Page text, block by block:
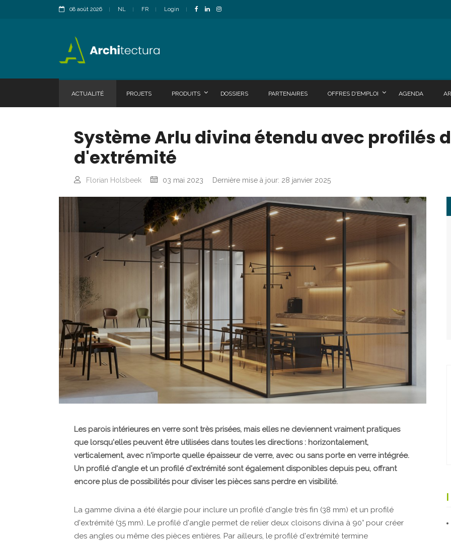
08 août 2026 NL FR Login
ACTUALITÉ PROJETS PRODUITS DOSSIERS PARTENAIRES OFFRES D'EMPLOI AGENDA
Système Arlu divina étendu avec profilés
d'extrémité
Florian Holsbeek 03 mai 2023 Dernière mise à jour: 28 janvier 2025
Les parois intérieures en verre sont très prisées, mais elles ne deviennent vraiment pratiques
que lorsqu'elles peuvent être utilisées dans toutes les directions : horizontalement,
verticalement, avec n'importe quelle épaisseur de verre, avec ou sans porte en verre intégrée.
Un profilé d'angle et un profilé d'extrémité sont également disponibles depuis peu, offrant
encore plus de possibilités pour diviser les pièces sans perdre en visibilité.
La gamme divina a été élargie pour inclure un profilé d'angle très fin (38 mm) et un profilé
d'extrémité (35 mm). Le profilé d'angle permet de relier deux cloisons divina à 90° pour créer
des angles ou même des pièces entières. Par ailleurs, le profilé d'extrémité termine